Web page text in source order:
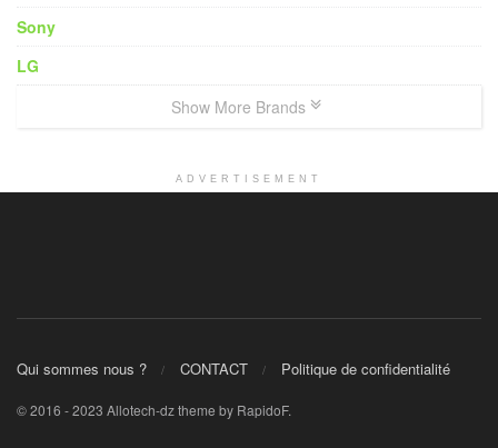
Sony
LG
Show More Brands
ADVERTISEMENT
Qui sommes nous ? CONTACT Politique de confidentialité
© 2016 - 2023 Allotech-dz theme by RapidoF.